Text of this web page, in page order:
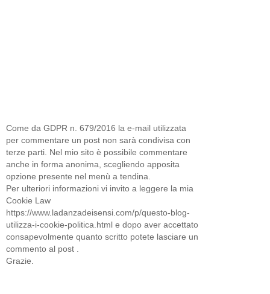
Come da GDPR n. 679/2016 la e-mail utilizzata
per commentare un post non sarà condivisa con
terze parti. Nel mio sito è possibile commentare
anche in forma anonima, scegliendo apposita
opzione presente nel menù a tendina.
Per ulteriori informazioni vi invito a leggere la mia
Cookie Law
https://www.ladanzadeisensi.com/p/questo-blog-
utilizza-i-cookie-politica.html e dopo aver accettato
consapevolmente quanto scritto potete lasciare un
commento al post .
Grazie.